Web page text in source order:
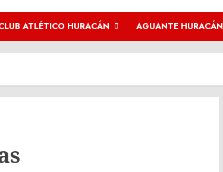
ATLÉTICO HURACÁN AGUANTE HURACÁN